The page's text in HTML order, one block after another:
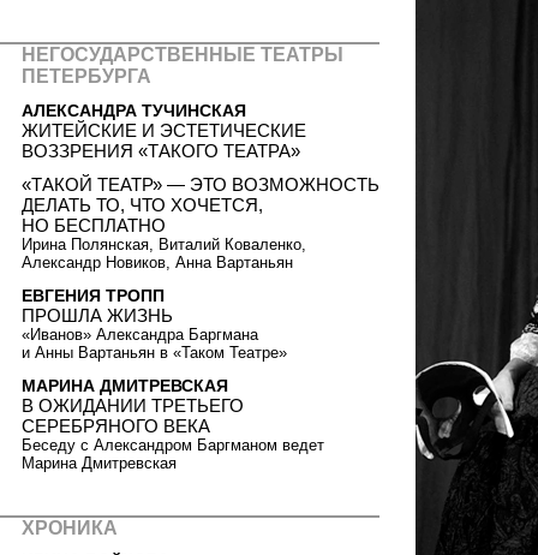
НЕГОСУДАРСТВЕННЫЕ ТЕАТРЫ
ПЕТЕРБУРГА
АЛЕКСАНДРА ТУЧИНСКАЯ
ЖИТЕЙСКИЕ И ЭСТЕТИЧЕСКИЕ
ВОЗЗРЕНИЯ «ТАКОГО ТЕАТРА»
«ТАКОЙ ТЕАТР» — ЭТО ВОЗМОЖНОСТЬ
ДЕЛАТЬ ТО, ЧТО ХОЧЕТСЯ,
НО БЕСПЛАТНО
Ирина Полянская, Виталий Коваленко,
Александр Новиков, Анна Вартаньян
ЕВГЕНИЯ ТРОПП
ПРОШЛА ЖИЗНЬ
«Иванов» Александра Баргмана
и Анны Вартаньян в «Таком Театре»
МАРИНА ДМИТРЕВСКАЯ
В ОЖИДАНИИ ТРЕТЬЕГО
СЕРЕБРЯНОГО ВЕКА
Беседу с Александром Баргманом ведет
Марина Дмитревская
ХРОНИКА